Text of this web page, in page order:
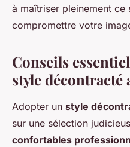
à maîtriser pleinement ce
compromettre votre
Conseils
style décontracté
Adopter un style
sur une sélection
confortables